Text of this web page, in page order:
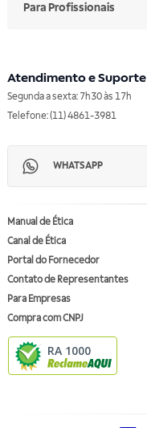
Para Profissionais
Atendimento e Suporte
Segunda a sexta: 7h30 às 17h
Telefone: (11) 4861-3981
WHATSAPP
Manual de Ética
Canal de Ética
Portal do Fornecedor
Contato de Representantes
Para Empresas
Compra com CNPJ
RA 1000